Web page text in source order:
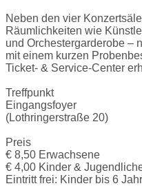
Neben den vier
Räumlichkeiten wie
und Orchestergarderobe –
mit einem kurzen
Ticket- & Service-Center
Treffpunkt
Eingangsfoyer
(Lothringerstraße 20)
Preis
€ 8,50 Erwachsene
€ 4,00 Kinder &
Eintritt frei: Kinder bis 6